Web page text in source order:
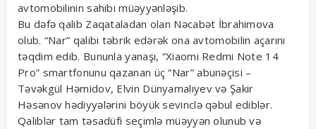
avtomobilinin sahibi müəyyənləşib.
Bu dəfə qalib Zaqataladan olan Nəcabət İbrahimova
olub. “Nar” qalibi təbrik edərək ona avtomobilin açarını
təqdim edib. Bununla yanaşı, “Xiaomi Redmi Note 14
Pro” smartfonunu qazanan üç “Nar” abunəçisi –
Təvəkgül Həmidov, Elvin Dünyamalıyev və Şakir
Həsənov hədiyyələrini böyük sevinclə qəbul ediblər.
Qaliblər tam təsadüfi seçimlə müəyyən olunub və